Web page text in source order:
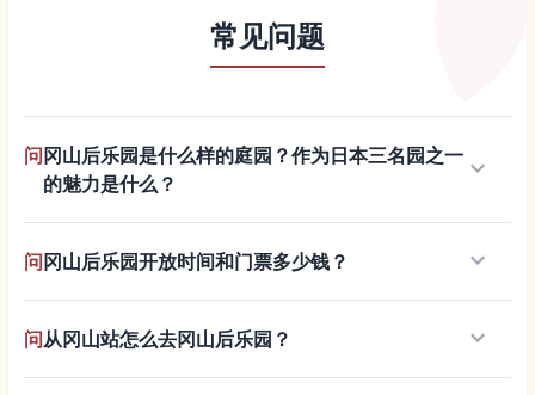
常见问题
问冈山后乐园是什么样的庭园？作为日本三名园之一
的魅力是什么？
keyboard_arrow_down
问冈山后乐园开放时间和门票多少钱？ keyboard_arrow_down
问从冈山站怎么去冈山后乐园？ keyboard_arrow_down